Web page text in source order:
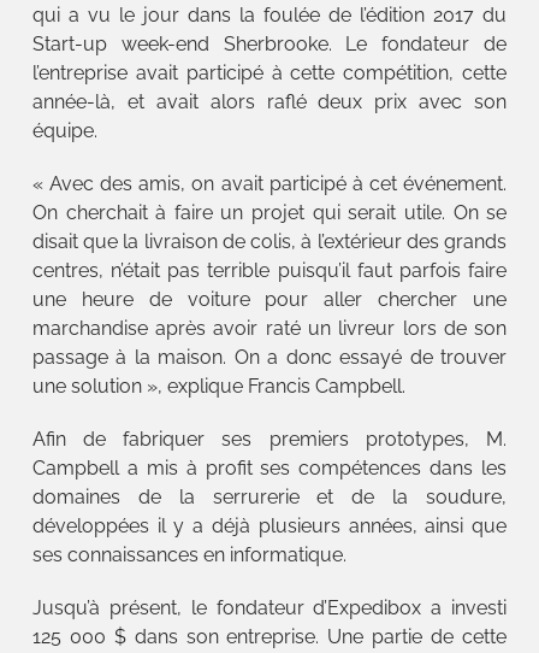
qui a vu le jour dans la foulée de l’édition 2017 du
Start-up week-end Sherbrooke. Le fondateur de
l’entreprise avait participé à cette compétition, cette
année-là, et avait alors raflé deux prix avec son
équipe.
« Avec des amis, on avait participé à cet événement.
On cherchait à faire un projet qui serait utile. On se
disait que la livraison de colis, à l’extérieur des grands
centres, n’était pas terrible puisqu’il faut parfois faire
une heure de voiture pour aller chercher une
marchandise après avoir raté un livreur lors de son
passage à la maison. On a donc essayé de trouver
une solution », explique Francis Campbell.
Afin de fabriquer ses premiers prototypes, M.
Campbell a mis à profit ses compétences dans les
domaines de la serrurerie et de la soudure,
développées il y a déjà plusieurs années, ainsi que
ses connaissances en informatique.
Jusqu’à présent, le fondateur d’Expedibox a investi
125 000 $ dans son entreprise. Une partie de cette